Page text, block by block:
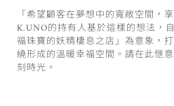
「希望顧客在夢想中的寬敞空間，
K.UNO的持有人基於這樣的想法，
福珠寶的妖精棲息之店」為意象，
繞形成的溫暖幸福空間。請在此愜
刻時光。